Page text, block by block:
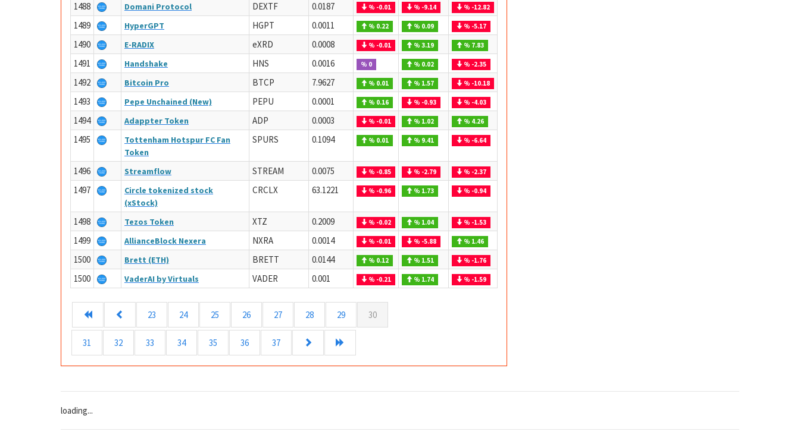
1488 Domani Protocol DEXTF 0.0187 % -0.01 % -9.14 % -12.82
1489 HyperGPT HGPT 0.0011 % 0.22 % 0.09 % -5.17
1490 E-RADIX eXRD 0.0008 % -0.01 % 3.19 % 7.83
1491 Handshake HNS 0.0016 % 0 % 0.02 % -2.35
1492 Bitcoin Pro BTCP 7.9627 % 0.01 % 1.57 % -10.18
1493 Pepe Unchained (New) PEPU 0.0001 % 0.16 % -0.93 % -4.03
1494 Adappter Token ADP 0.0003 % -0.01 % 1.02 % 4.26
1495
Tottenham Hotspur FC Fan
Token
SPURS 0.1094 % 0.01 % 9.41 % -6.64
1496 Streamflow STREAM 0.0075 % -0.85 % -2.79 % -2.37
1497
Circle tokenized stock
(xStock)
CRCLX 63.1221 % -0.96 % 1.73 % -0.94
1498 Tezos Token XTZ 0.2009 % -0.02 % 1.04 % -1.53
1499 AllianceBlock Nexera NXRA 0.0014 % -0.01 % -5.88 % 1.46
1500 Brett (ETH) BRETT 0.0144 % 0.12 % 1.51 % -1.76
1500 VaderAI by Virtuals VADER 0.001 % -0.21 % 1.74 % -1.59
23 24 25 26 27 28 29 30
31 32 33 34 35 36 37
loading...